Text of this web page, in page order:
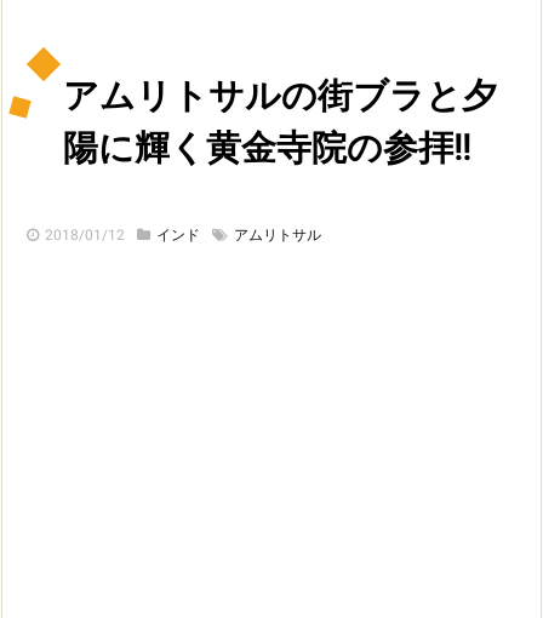
アムリトサルの街ブラと夕
陽に輝く黄金寺院の参拝!!
2018/01/12 インド アムリトサル